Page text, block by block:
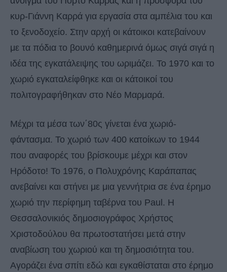
κυρ-Γιάννη Καρρά για εργασία στα αμπέλια του και
το ξενοδοχείο. Στην αρχή οι κάτοικοι κατεβαίνουν
με τα πόδια το βουνό καθημερινά όμως σιγά σιγά η
ιδέα της εγκατάλειψης του ωριμάζει. Το 1970 και το
χωριό εγκαταλείφθηκε και οι κάτοικοί του
πολιτογραφήθηκαν στο Νέο Μαρμαρά.
Μέχρι τα μέσα των΄80ς γίνεται ένα χωριό-
φάντασμα. Το χωριό των 400 κατοίκων το 1944
που αναφορές του βρίσκουμε μέχρι και στον
Ηρόδοτο! Το 1976, ο Πολυχρόνης Καράπαπας
ανεβαίνει και στήνει με μια γεννήτρια σε ένα έρημο
χωριό την περίφημη ταβέρνα του Paul. Η
Θεσσαλονικιός δημοσιογράφος Χρήστος
Χριστοδούλου θα πρωτοστατήσει μετά στην
αναβίωση του χωριού και τη δημοσιότητα του.
Αγοράζει ένα σπίτι εδώ και εγκαθίσταται στο έρημο